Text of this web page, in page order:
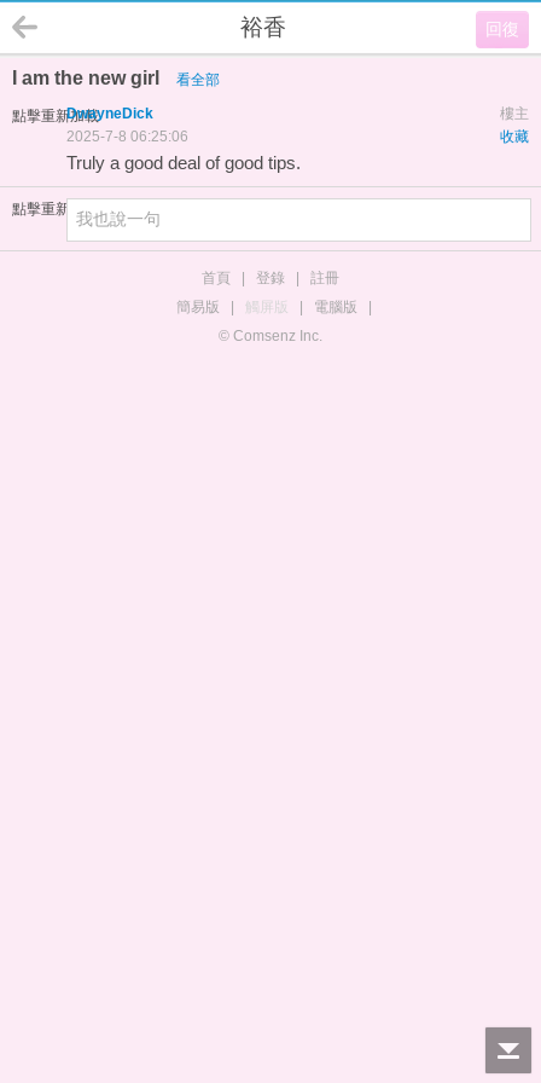
回復
裕香
I am the new girl 看全部
點擊重新加載 樓主
DwayneDick
收藏
2025-7-8 06:25:06
Truly a good deal of good tips.
點擊重新加載
首頁 登錄
註冊
簡易版
觸屏版 電腦版
© Comsenz Inc.